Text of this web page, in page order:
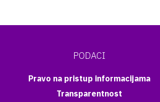
PODACI
Pravo na pristup informacijama
Transparentnost